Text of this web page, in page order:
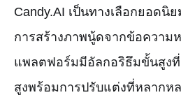
Candy.AI เป็นทางเลือกยอดนิ
การสร้างภาพนู้ดจากข้อความ
แพลตฟอร์มมีอัลกอริธึมขั้นสูง
สูงพร้อมการปรับแต่งที่หลากห